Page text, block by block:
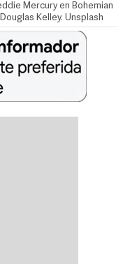
Mercury en Bohemian
Kelley. Unsplash